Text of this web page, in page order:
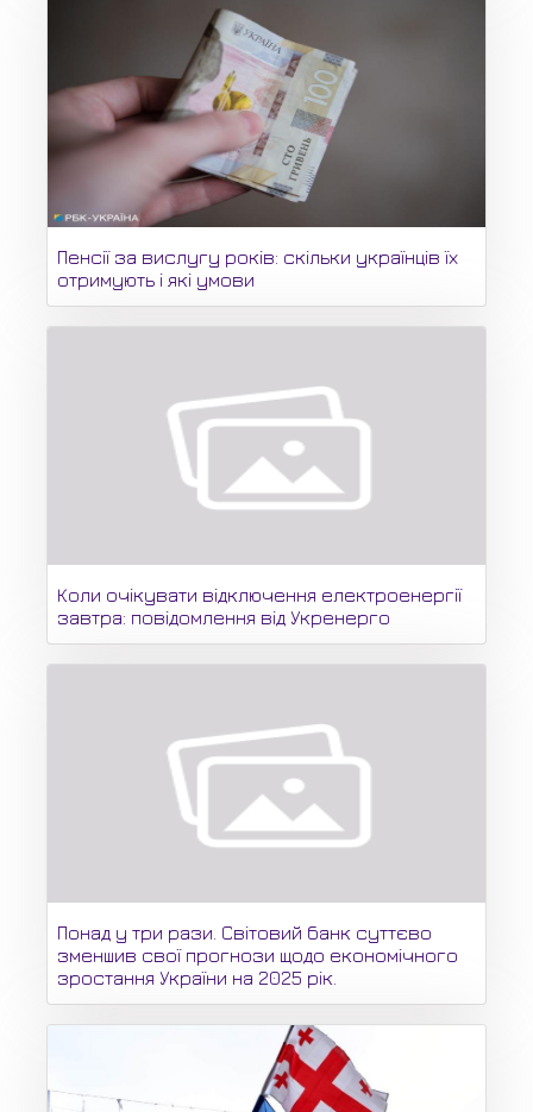
Пенсії за вислугу років: скільки українців їх
отримують і які умови
Коли очікувати відключення електроенергії
завтра: повідомлення від Укренерго
Понад у три рази. Світовий банк суттєво
зменшив свої прогнози щодо економічного
зростання України на 2025 рік.